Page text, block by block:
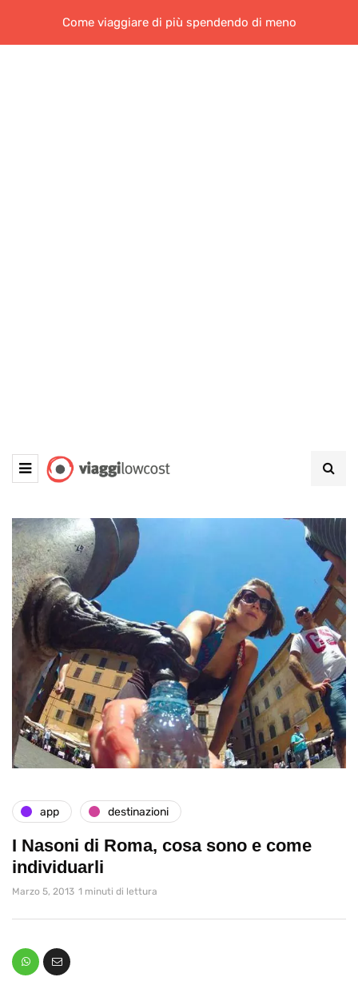
Come viaggiare di più spendendo di meno
app destinazioni
I Nasoni di Roma, cosa sono e come
individuarli
Marzo 5, 2013 1 minuti di lettura